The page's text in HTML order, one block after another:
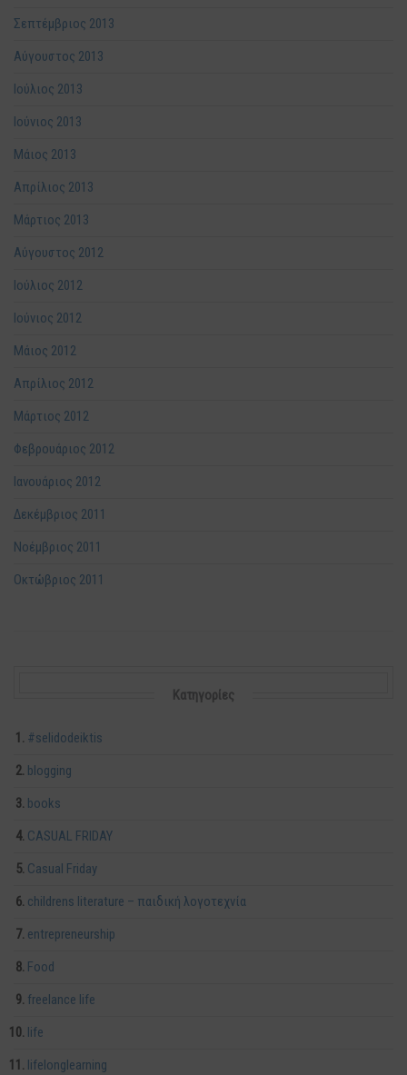
Σεπτέμβριος 2013
Αύγουστος 2013
Ιούλιος 2013
Ιούνιος 2013
Μάιος 2013
Απρίλιος 2013
Μάρτιος 2013
Αύγουστος 2012
Ιούλιος 2012
Ιούνιος 2012
Μάιος 2012
Απρίλιος 2012
Μάρτιος 2012
Φεβρουάριος 2012
Ιανουάριος 2012
Δεκέμβριος 2011
Νοέμβριος 2011
Οκτώβριος 2011
Kατηγορίες
#selidodeiktis
blogging
books
CASUAL FRIDAY
Casual Friday
childrens literature – παιδική λογοτεχνία
entrepreneurship
Food
freelance life
life
lifelonglearning